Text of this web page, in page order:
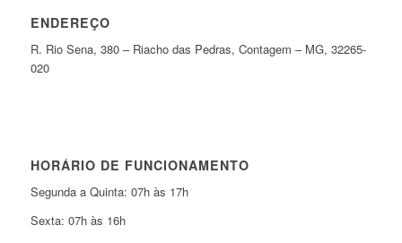
ENDEREÇO
R. Rio Sena, 380 – Riacho das Pedras, Contagem – MG, 32265-
020
HORÁRIO DE FUNCIONAMENTO
Segunda a Quinta: 07h às 17h
Sexta: 07h às 16h